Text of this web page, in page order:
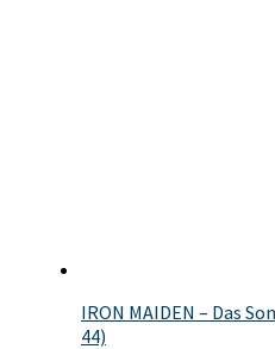
IRON MAIDEN – Das
44)